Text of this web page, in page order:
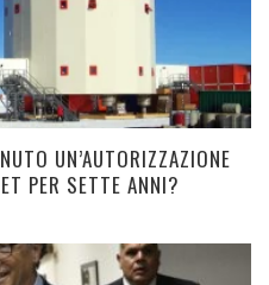
UN’AUTORIZZAZIONE
PER SETTE ANNI?